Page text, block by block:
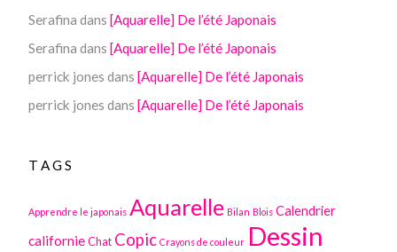
Serafina dans[Aquarelle] De l’été Japonais
Serafina dans[Aquarelle] De l’été Japonais
perrick jones dans[Aquarelle] De l’été Japonais
perrick jones dans[Aquarelle] De l’été Japonais
TAGS
Apprendre le japonais Aquarelle Bilan Blois Calendrier
californie Chat Copic Crayons de couleur Dessin